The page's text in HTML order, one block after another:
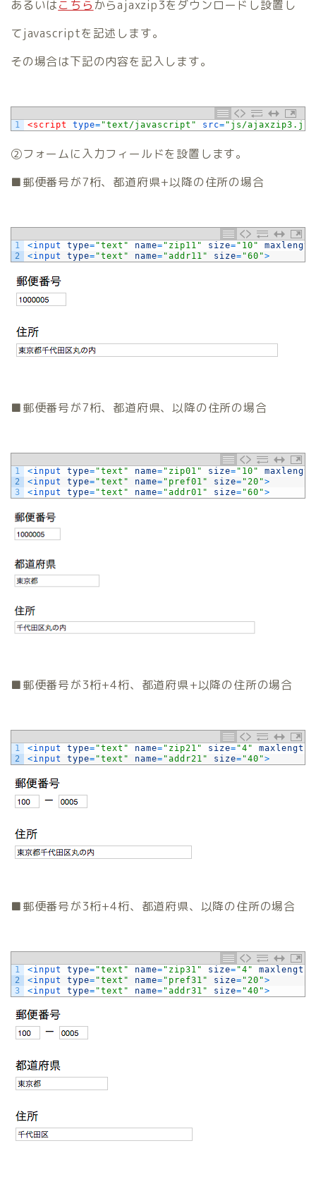
あるいはこちら からajaxzip3をダウンロードし設置し
てjavascriptを記述します。
その場合は下記の内容を記入します。
1 <script type= "text/javascript" src= "js/ajaxzip3.js"
②フォームに入力フィールドを設置します。
■郵便番号が7桁、都道府県+以降の住所の場合
1
2
<input type= "text" name= "zip11" size= "10" maxlength
<input type= "text" name= "addr11" size= "60">
■郵便番号が7桁、都道府県、以降の住所の場合
1
2
3
<input type= "text" name= "zip01" size= "10" maxlength
<input type= "text" name= "pref01" size= "20">
<input type= "text" name= "addr01" size= "60">
■郵便番号が3桁+4桁、都道府県+以降の住所の場合
1
2
<input type= "text" name= "zip21" size= "4" maxlength
<input type= "text" name= "addr21" size= "40">
■郵便番号が3桁+4桁、都道府県、以降の住所の場合
1
2
3
<input type= "text" name= "zip31" size= "4" maxlength
<input type= "text" name= "pref31" size= "20">
<input type= "text" name= "addr31" size= "40">